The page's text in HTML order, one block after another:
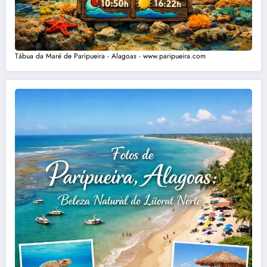
Tábua da Maré de Paripueira - Alagoas - www.paripueira.com